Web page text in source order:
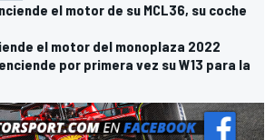
el motor de su MCL36, su coche
el motor del monoplaza 2022
por primera vez su W13 para la